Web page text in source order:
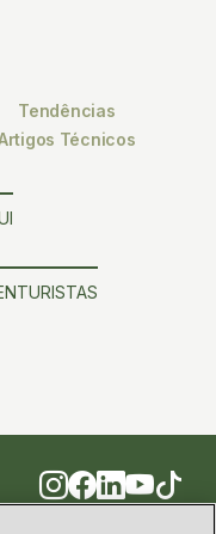
Tendências
Técnicos